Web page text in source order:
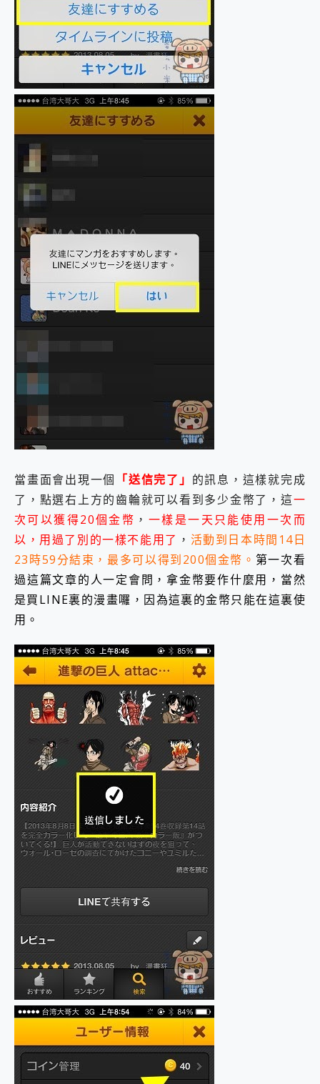
當畫面會出現一個 「送信完了」 的訊息，這樣就完成
了，點選右上方的齒輪就可以看到多少金幣了，這一
次可以獲得20個金幣 ， 一樣是一天只能使用一次而
以，用過了別的一樣不能用了 ， 活動到日本時間14日
23時59分結束，最多可以得到200個金幣。 第一次看
過這篇文章的人一定會問，拿金幣要作什麼用，當然
是買LINE裏的漫畫囉，因為這裏的金幣只能在這裏使
用。